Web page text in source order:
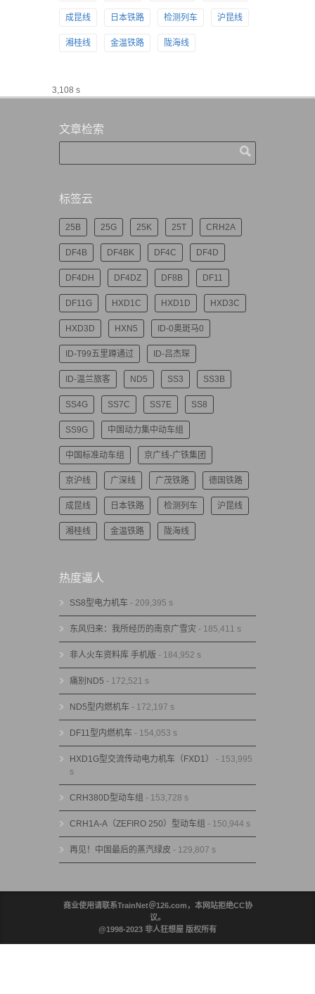
成昆线 日本铁路 检测列车 沪昆线
湘桂线 金温铁路 陇海线
3,108 s
文章检索
标签云
25B 25G 25K 25T CRH2A
DF4B DF4BK DF4C DF4D
DF4DH DF4DZ DF8B DF11
DF11G HXD1C HXD1D HXD3C
HXD3D HXN5 ID-0奥斑马0
ID-T99五里蹲通过 ID-吕杰琛
ID-温兰旅客 ND5 SS3 SS3B
SS4G SS7C SS7E SS8
SS9G 中国动力集中动车组
中国标准动车组 京广线-广铁集团
京沪线 广深线 广茂铁路 德国铁路
成昆线 日本铁路 检测列车 沪昆线
湘桂线 金温铁路 陇海线
热度逼人
SS8型电力机车 - 209,395 s
东风归来：我所经历的南京广雪灾 - 185,411 s
非人火车资料库 手机版 - 184,952 s
痛别ND5 - 172,521 s
ND5型内燃机车 - 172,197 s
DF11型内燃机车 - 154,053 s
HXD1G型交流传动电力机车（FXD1）
- 153,995
s
CRH380D型动车组 - 153,728 s
CRH1A-A（ZEFIRO 250）型动车组 - 150,944 s
再见！中国最后的蒸汽绿皮 - 129,807 s
商业使用请联系TrainNet＠126.com，本网站拒绝CC协
议。
@1998-2023 非人狂想屋 版权所有